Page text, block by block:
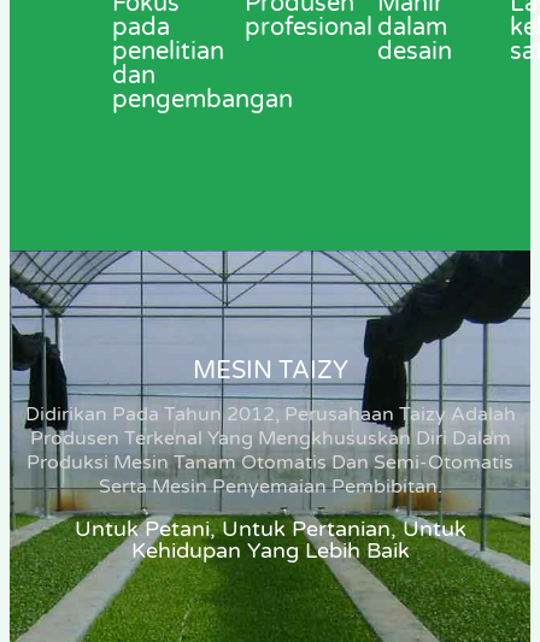
pada
penelitian
dan
pengembangan
profesional dalam
desain
MESIN TAIZY
Didirikan Pada Tahun 2012, Perusahaan Taizy Adalah
Produsen Terkenal Yang Mengkhususkan Diri Dalam
Produksi Mesin Tanam Otomatis Dan Semi-Otomatis
Serta Mesin Penyemaian Pembibitan.
Untuk Petani, Untuk Pertanian, Untuk
Kehidupan Yang Lebih Baik